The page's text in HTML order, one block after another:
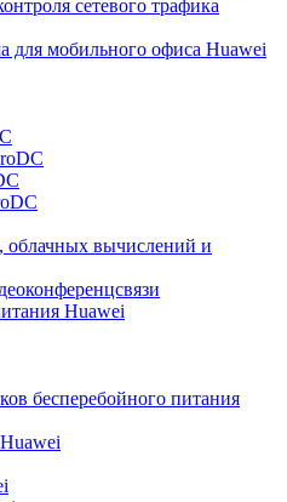
сетевого трафика
для мобильного офиса Huawei
облачных вычислений и
Huawei
бесперебойного питания